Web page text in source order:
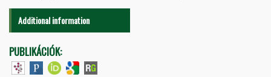
Additional information
PUBLIKÁCIÓK: